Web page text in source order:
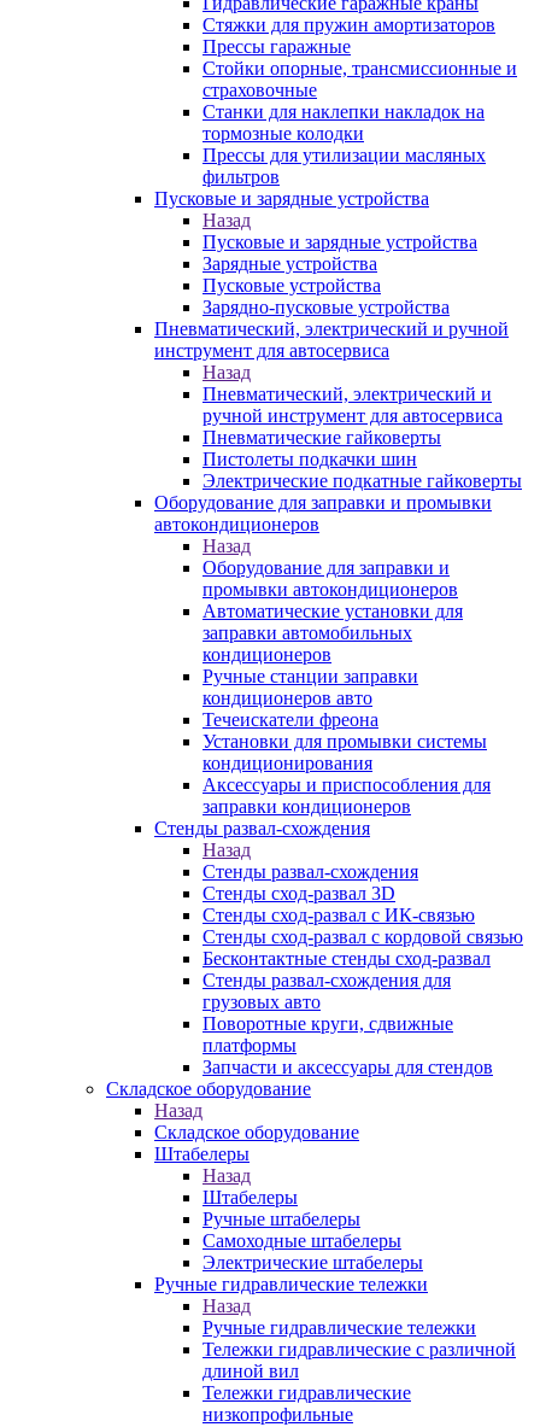
Стяжки для пружин амортизаторов
Прессы гаражные
Стойки опорные, трансмиссионные и
страховочные
Станки для наклепки накладок на
тормозные колодки
Прессы для утилизации масляных
фильтров
Пусковые и зарядные устройства
Назад
Пусковые и зарядные устройства
Зарядные устройства
Пусковые устройства
Зарядно-пусковые устройства
Пневматический, электрический и ручной
инструмент для автосервиса
Назад
Пневматический, электрический и
ручной инструмент для автосервиса
Пневматические гайковерты
Пистолеты подкачки шин
Электрические подкатные гайковерты
Оборудование для заправки и промывки
автокондиционеров
Назад
Оборудование для заправки и
промывки автокондиционеров
Автоматические установки для
заправки автомобильных
кондиционеров
Ручные станции заправки
кондиционеров авто
Течеискатели фреона
Установки для промывки системы
кондиционирования
Аксессуары и приспособления для
заправки кондиционеров
Стенды развал-схождения
Назад
Стенды развал-схождения
Стенды сход-развал 3D
Стенды сход-развал с ИК-связью
Стенды сход-развал с кордовой связью
Бесконтактные стенды сход-развал
Стенды развал-схождения для
грузовых авто
Поворотные круги, сдвижные
платформы
Запчасти и аксессуары для стендов
Складское оборудование
Назад
Складское оборудование
Штабелеры
Назад
Штабелеры
Ручные штабелеры
Самоходные штабелеры
Электрические штабелеры
Ручные гидравлические тележки
Назад
Ручные гидравлические тележки
Тележки гидравлические с различной
длиной вил
Тележки гидравлические
низкопрофильные